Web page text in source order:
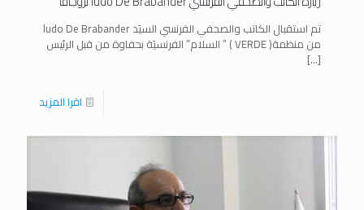
تم استقبال الكاتب والصحفي الفرنسي السيَد ludo De Brabander
من منظمة( VERDE ) ” السلام” الفرنسيَة بحفاوة من قبل الرئيس
[…]
اقرا المزيد